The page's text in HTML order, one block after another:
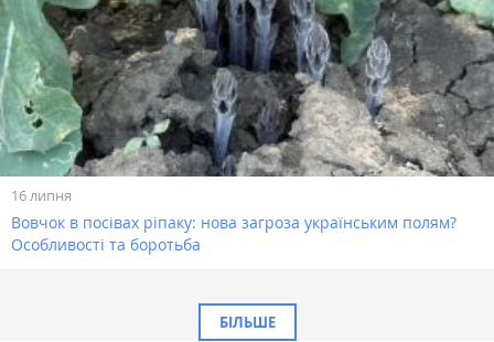
16 липня
Вовчок в посівах ріпаку: нова загроза українським полям?
Особливості та боротьба
БІЛЬШЕ